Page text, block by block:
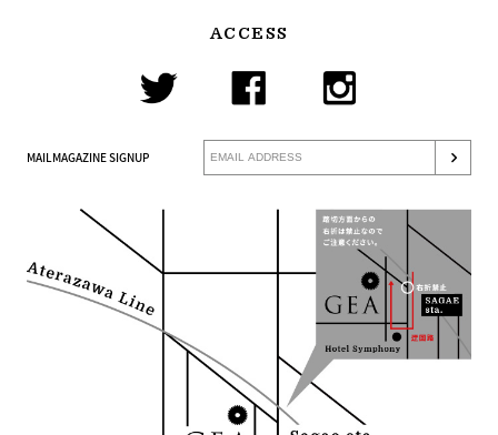
ACCESS
MAILMAGAZINE SIGNUP